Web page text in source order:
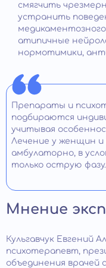
смягчить
устранить
атипичные
нормотимики,
Препараты и
подбираются
учитывая
Лечение у женщин
амбулаторно, в
только острую фазу.
Мнение
Кульгавчук Евгений
психотерапевт,
объединения врачей